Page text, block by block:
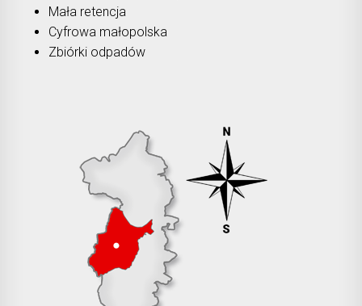
Mała retencja
Cyfrowa małopolska
Zbiórki odpadów